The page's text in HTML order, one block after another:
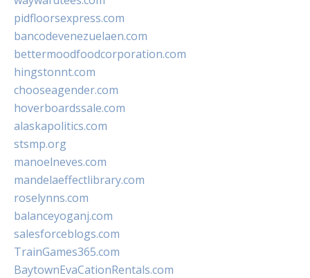
pidfloorsexpress.com
bancodevenezuelaen.com
bettermoodfoodcorporation.com
hingstonnt.com
chooseagender.com
hoverboardssale.com
alaskapolitics.com
stsmp.org
manoelneves.com
mandelaeffectlibrary.com
roselynns.com
balanceyoganj.com
salesforceblogs.com
TrainGames365.com
BaytownEvaCationRentals.com